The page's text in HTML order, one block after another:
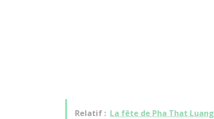
Relatif : La fête de Pha That Luang